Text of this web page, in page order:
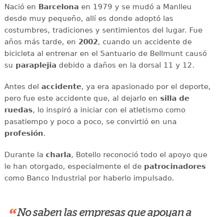
Nació en Barcelona en 1979 y se mudó a Manlleu
desde muy pequeño, allí es donde adoptó las
costumbres, tradiciones y sentimientos del lugar. Fue
años más tarde, en 2002, cuando un accidente de
bicicleta al entrenar en el Santuario de Bellmunt causó
su paraplejia debido a daños en la dorsal 11 y 12.
Antes del accidente, ya era apasionado por el deporte,
pero fue este accidente que, al dejarlo en silla de
ruedas, lo inspiró a iniciar con el atletismo como
pasatiempo y poco a poco, se convirtió en una
profesión.
Durante la charla, Botello reconoció todo el apoyo que
le han otorgado, especialmente el de patrocinadores
como Banco Industrial por haberlo impulsado.
No saben las empresas que apoyan a